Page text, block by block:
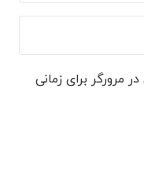
مرورگر برای زمانی